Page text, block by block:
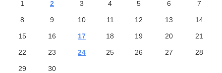
1 2 3 4 5 6 7
8 9 10 11 12 13 14
15 16 17 18 19 20 21
22 23 24 25 26 27 28
29 30